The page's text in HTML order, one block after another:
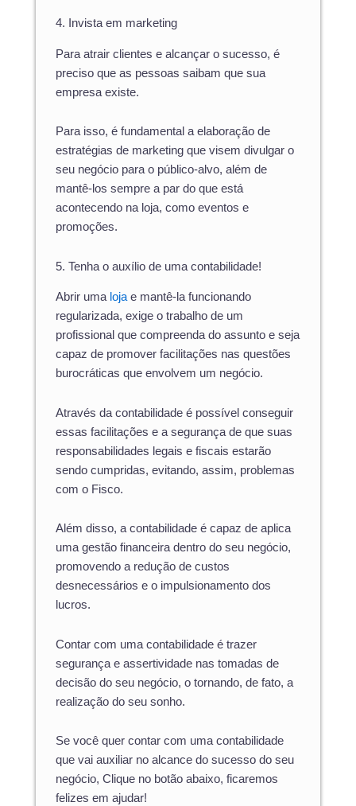
4. Invista em marketing
Para atrair clientes e alcançar o sucesso, é
preciso que as pessoas saibam que sua
empresa existe.
Para isso, é fundamental a elaboração de
estratégias de marketing que visem divulgar o
seu negócio para o público-alvo, além de
mantê-los sempre a par do que está
acontecendo na loja, como eventos e
promoções.
5. Tenha o auxílio de uma contabilidade!
Abrir uma loja e mantê-la funcionando
regularizada, exige o trabalho de um
profissional que compreenda do assunto e seja
capaz de promover facilitações nas questões
burocráticas que envolvem um negócio.
Através da contabilidade é possível conseguir
essas facilitações e a segurança de que suas
responsabilidades legais e fiscais estarão
sendo cumpridas, evitando, assim, problemas
com o Fisco.
Além disso, a contabilidade é capaz de aplica
uma gestão financeira dentro do seu negócio,
promovendo a redução de custos
desnecessários e o impulsionamento dos
lucros.
Contar com uma contabilidade é trazer
segurança e assertividade nas tomadas de
decisão do seu negócio, o tornando, de fato, a
realização do seu sonho.
Se você quer contar com uma contabilidade
que vai auxiliar no alcance do sucesso do seu
negócio, Clique no botão abaixo, ficaremos
felizes em ajudar!